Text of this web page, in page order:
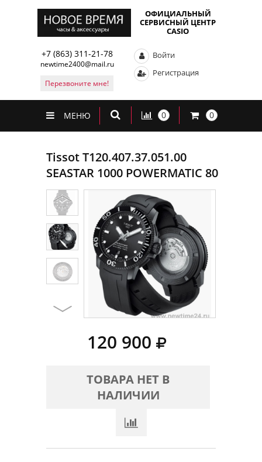
ОФИЦИАЛЬНЫЙ
СЕРВИСНЫЙ ЦЕНТР
CASIO
+7 (863) 311-21-78
newtime2400@mail.ru
Перезвоните мне!
Войти
Регистрация
МЕНЮ 0 0
Tissot T120.407.37.051.00
SEASTAR 1000 POWERMATIC 80
120 900
ТОВАРА НЕТ В
НАЛИЧИИ